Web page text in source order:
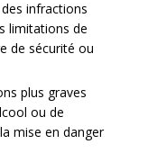
infractions
limitations de
de sécurité ou
plus graves
ou de
mise en danger